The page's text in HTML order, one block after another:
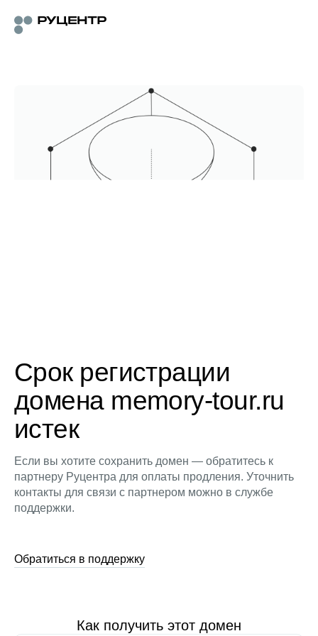
Срок регистрации
домена memory-tour.ru
истек
Если вы хотите сохранить домен — обратитесь к
партнеру Руцентра для оплаты продления. Уточнить
контакты для связи с партнером можно в службе
поддержки.
Обратиться в поддержку
Как получить этот домен